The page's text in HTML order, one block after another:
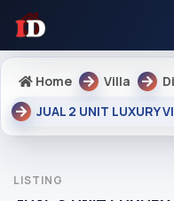
Home Villa
JUAL 2 UNIT LUXURY
LISTING